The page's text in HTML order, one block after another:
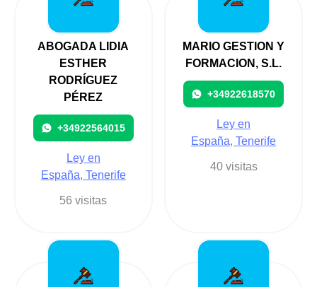
ABOGADA LIDIA
ESTHER
RODRÍGUEZ
PÉREZ
+34922564015
Ley en
España, Tenerife
56 visitas
MARIO GESTION Y
FORMACION, S.L.
+34922618570
Ley en
España, Tenerife
40 visitas